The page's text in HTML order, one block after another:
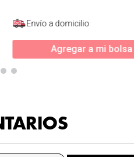
Envío a domicilio
Agregar a mi bolsa